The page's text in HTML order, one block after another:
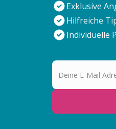
Exklusive
Hilfreiche
Individuelle
Deine E-Mail